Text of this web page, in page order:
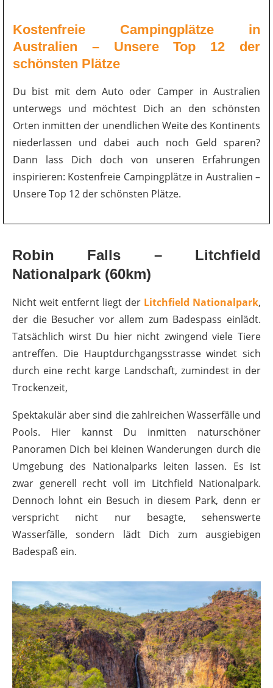
Kostenfreie Campingplätze in
Australien – Unsere Top 12 der
schönsten Plätze
Du bist mit dem Auto oder Camper in Australien
unterwegs und möchtest Dich an den schönsten
Orten inmitten der unendlichen Weite des Kontinents
niederlassen und dabei auch noch Geld sparen?
Dann lass Dich doch von unseren Erfahrungen
inspirieren: Kostenfreie Campingplätze in Australien –
Unsere Top 12 der schönsten Plätze.
Robin Falls – Litchfield
Nationalpark (60km)
Nicht weit entfernt liegt der Litchfield Nationalpark,
der die Besucher vor allem zum Badespass einlädt.
Tatsächlich wirst Du hier nicht zwingend viele Tiere
antreffen. Die Hauptdurchgangsstrasse windet sich
durch eine recht karge Landschaft, zumindest in der
Trockenzeit,
Spektakulär aber sind die zahlreichen Wasserfälle und
Pools. Hier kannst Du inmitten naturschöner
Panoramen Dich bei kleinen Wanderungen durch die
Umgebung des Nationalparks leiten lassen. Es ist
zwar generell recht voll im Litchfield Nationalpark.
Dennoch lohnt ein Besuch in diesem Park, denn er
verspricht nicht nur besagte, sehenswerte
Wasserfälle, sondern lädt Dich zum ausgiebigen
Badespaß ein.